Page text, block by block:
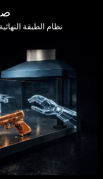
نظام الطبقة النهائية UVA • المستقبل يبدأ هنا